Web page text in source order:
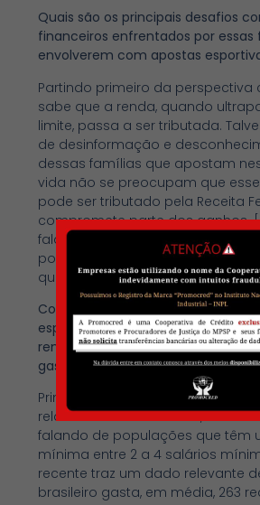
Quais são os principais desafios
financeiros enfrentados por essas
envolverem com apostas
Partindo primeiro da perspectiva
sabe que a renda, quando
limite, passa a ser tributada.
de desinformação e
dessas famílias que apostam
vida não se preocupam que
pode ser tributado pela Receita
compromete parte dos ganhos.
falando de movimento de
pode vir a ser um desafio,
quem não tem o conhecimento.
Como você avalia o impacto das
esportivas no orçamento das
renda, considerando os dados
gasto médio nessas atividades?
Primeiro, sobre como a
relativos às classes D e E,
falando de populações que têm
mínima entre 2 a 4 salários
recente traz um dado relevante
brasileiro gasta, em média, 263